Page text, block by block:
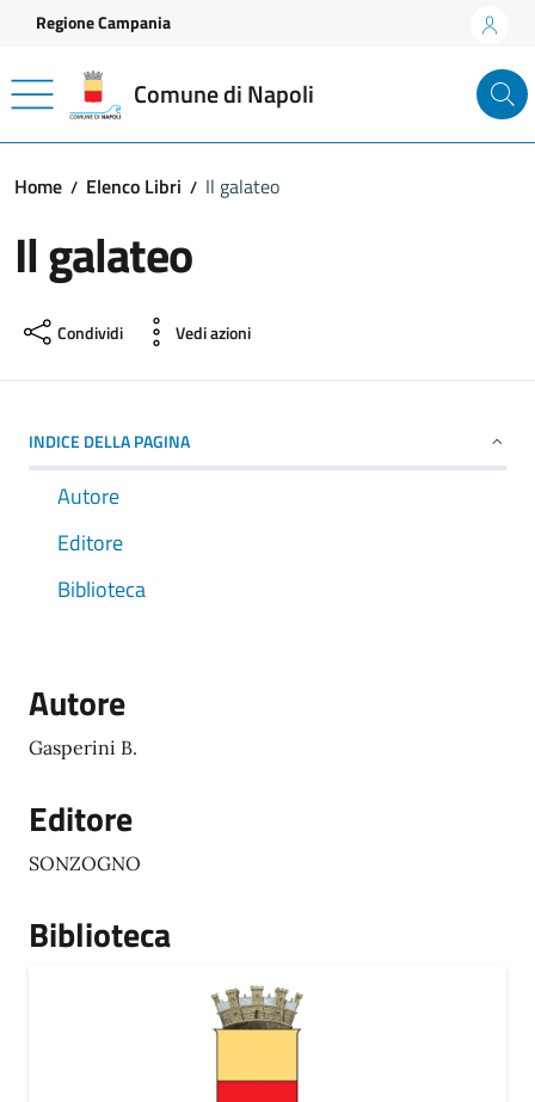
Vai ai contenuti
Vai al footer
Regione Campania
Comune di Napoli
Home Elenco Libri Il galateo
Il galateo
Condividi Vedi azioni
INDICE DELLA PAGINA
Autore
Editore
Biblioteca
Autore
Gasperini B.
Editore
SONZOGNO
Biblioteca